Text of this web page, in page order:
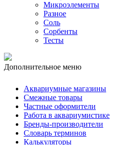
Микроэлементы
Разное
Соль
Сорбенты
Тесты
Дополнительное меню
Аквариумные магазины
Смежные товары
Частные оформители
Работа в аквариумистике
Бренды-производители
Словарь терминов
Калькуляторы